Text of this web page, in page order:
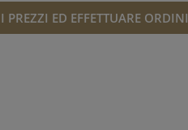
PREZZI ED EFFETTUARE ORDINI